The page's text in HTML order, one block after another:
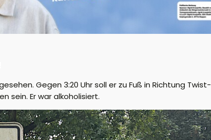
Gegen 3:20 Uhr soll er zu Fuß in Richtung Twist-
sein. Er war alkoholisiert.